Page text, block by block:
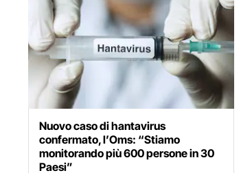
Nuovo caso di hantavirus
confermato, l’Oms: “Stiamo
monitorando più 600 persone in 30
Paesi”